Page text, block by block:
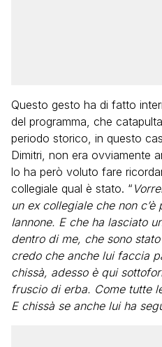
Questo gesto ha di fatto
del programma, che
periodo storico, in questo
Dimitri, non era ovviamente
lo ha però voluto fare
collegiale qual è stato. “
un ex collegiale che non
Iannone. E che ha lasciato
dentro di me, che sono
credo che anche lui faccia
chissà, adesso è qui
fruscio di erba. Come tutte
E chissà se anche lui ha